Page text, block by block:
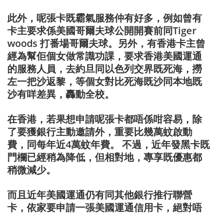
此外，呢張卡既霸氣服務仲有好多，例如曾有
卡主要求係美國哥爾夫球公開開賽前同Tiger
woods 打番場哥爾夫球。另外，有香港卡主曾
經為幫佢個女做常識功課，要求香港美國運通
的服務人員，去約旦同以色列交界既死海，撈
左一把沙返黎，等個女對比死海既沙同本地既
沙有咩差異，轟動全校。
在香港，若果想申請呢張卡都唔係咁容易，除
了要獲銀行主動邀請外，重要比幾萬蚊啟動
費，同每年近4萬蚊年費。 不過，近年發黑卡既
門欄已經稍為降低，但相對地，專享既優惠都
稍微減少。
而且近年美國運通仍有同其他銀行推行聯營
卡，依家要申請一張美國運通信用卡，絕對唔